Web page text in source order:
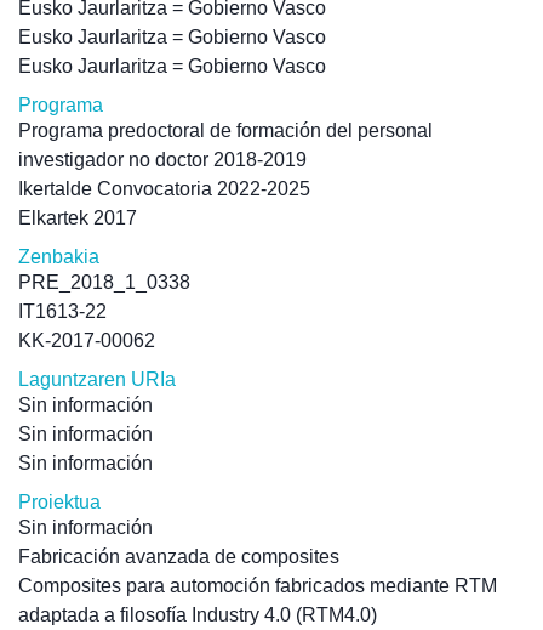
Eusko Jaurlaritza = Gobierno Vasco
Eusko Jaurlaritza = Gobierno Vasco
Eusko Jaurlaritza = Gobierno Vasco
Programa
Programa predoctoral de formación del personal
investigador no doctor 2018-2019
Ikertalde Convocatoria 2022-2025
Elkartek 2017
Zenbakia
PRE_2018_1_0338
IT1613-22
KK-2017-00062
Laguntzaren URIa
Sin información
Sin información
Sin información
Proiektua
Sin información
Fabricación avanzada de composites
Composites para automoción fabricados mediante RTM
adaptada a filosofía Industry 4.0 (RTM4.0)